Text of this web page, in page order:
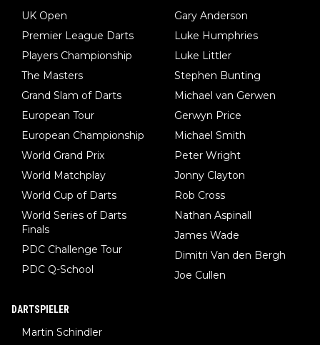
UK Open
Premier League Darts
Players Championship
The Masters
Grand Slam of Darts
European Tour
European Championship
World Grand Prix
World Matchplay
World Cup of Darts
World Series of Darts
Finals
PDC Challenge Tour
PDC Q-School
Gary Anderson
Luke Humphries
Luke Littler
Stephen Bunting
Michael van Gerwen
Gerwyn Price
Michael Smith
Peter Wright
Jonny Clayton
Rob Cross
Nathan Aspinall
James Wade
Dimitri Van den Bergh
Joe Cullen
DARTSPIELER
Martin Schindler